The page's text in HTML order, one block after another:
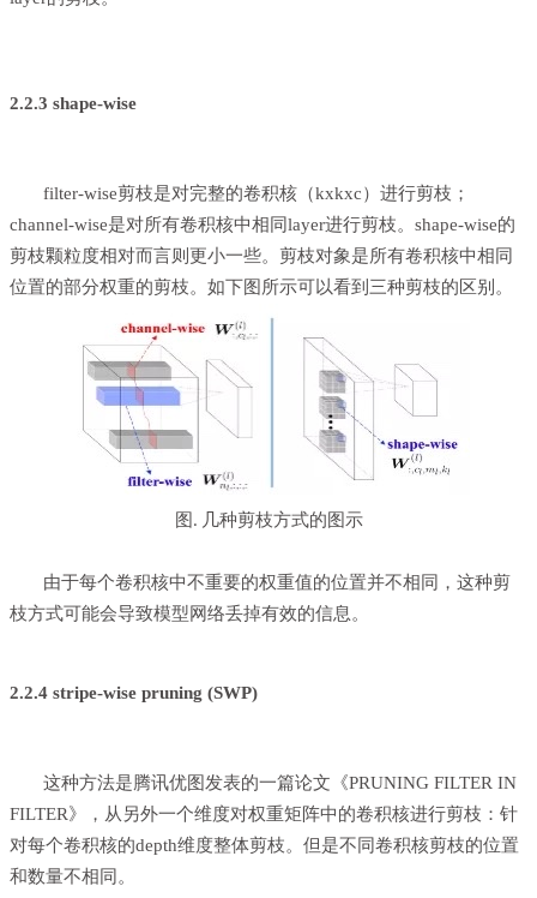
2.2.3 shape-wise
filter-wise剪枝是对完整的卷积核（kxkxc）进行剪枝；
channel-wise是对所有卷积核中相同layer进行剪枝。shape-wise的
剪枝颗粒度相对而言则更小一些。剪枝对象是所有卷积核中相同
位置的部分权重的剪枝。如下图所示可以看到三种剪枝的区别。
图. 几种剪枝方式的图示
由于每个卷积核中不重要的权重值的位置并不相同，这种剪
枝方式可能会导致模型网络丢掉有效的信息。
2.2.4 stripe-wise pruning (SWP)
这种方法是腾讯优图发表的一篇论文《PRUNING FILTER IN
FILTER》，从另外一个维度对权重矩阵中的卷积核进行剪枝：针
对每个卷积核的depth维度整体剪枝。但是不同卷积核剪枝的位置
和数量不相同。